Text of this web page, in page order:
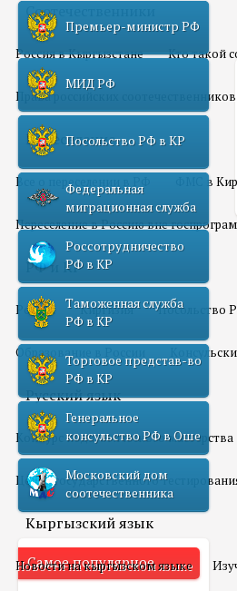
Соотечественники
Россия в Кыргызстане Кто такой
Права российских соотечественников
Переселение
Все о переселении в РФ ФМС в
Переселение в Россию вне
РФ и КР
Россия Киргизия Посольство
Образование в России
Русский язык
Конкурс педагогического мастерства
Центр государственного
Кыргызский язык
Новости на кыргызском языке
Премьер-министр РФ
МИД РФ
Посольство РФ в КР
Федеральная
миграционная служба
Россотрудничество
РФ в КР
Таможенная служба
РФ в КР
Торговое представ-во
РФ в КР
Генеральное
консульство РФ в Оше
Московский дом
соотечественника
Самое популярное